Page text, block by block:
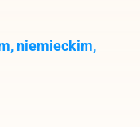
niemieckim,